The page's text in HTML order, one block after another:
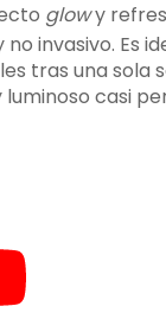
glowy
no invasivo. Es
tras una sola
casi